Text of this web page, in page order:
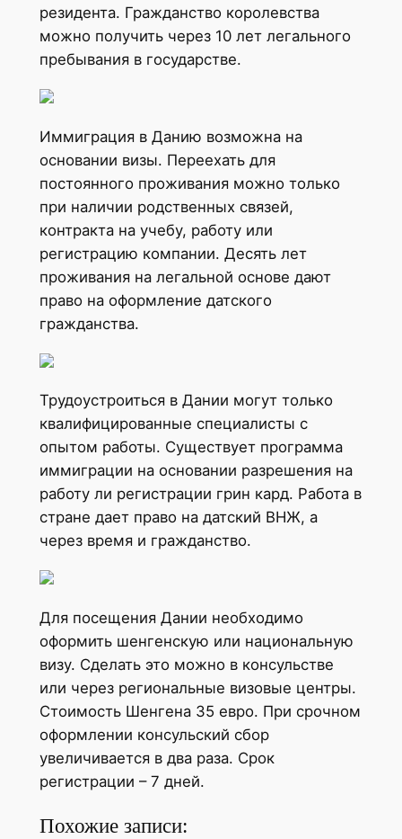
резидента. Гражданство королевства
можно получить через 10 лет легального
пребывания в государстве.
Иммиграция в Данию возможна на
основании визы. Переехать для
постоянного проживания можно только
при наличии родственных связей,
контракта на учебу, работу или
регистрацию компании. Десять лет
проживания на легальной основе дают
право на оформление датского
гражданства.
Трудоустроиться в Дании могут только
квалифицированные специалисты с
опытом работы. Существует программа
иммиграции на основании разрешения на
работу ли регистрации грин кард. Работа в
стране дает право на датский ВНЖ, а
через время и гражданство.
Для посещения Дании необходимо
оформить шенгенскую или национальную
визу. Сделать это можно в консульстве
или через региональные визовые центры.
Стоимость Шенгена 35 евро. При срочном
оформлении консульский сбор
увеличивается в два раза. Срок
регистрации – 7 дней.
Похожие записи: